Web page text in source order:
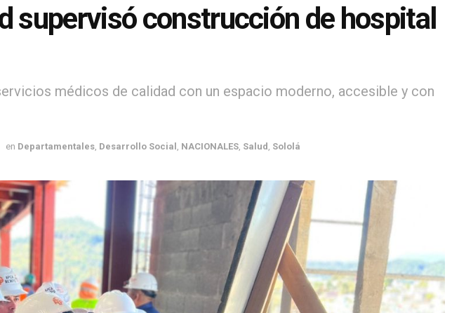
supervisó construcción de hospital
médicos de calidad con un espacio moderno, accesible y con
en Departamentales Desarrollo Social NACIONALES Salud Sololá